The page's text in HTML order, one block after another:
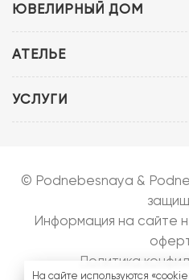
ЮВЕЛИРНЫЙ ДОМ
АТЕЛЬЕ
УСЛУГИ
© Podnebesnaya &
Информация на сайте
Политика
На сайте используются